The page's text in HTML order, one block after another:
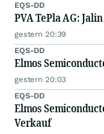
EQS-DD
PVA TePla AG:
gestern 20:39
EQS-DD
Elmos
gestern 20:03
EQS-DD
Elmos
Verkauf